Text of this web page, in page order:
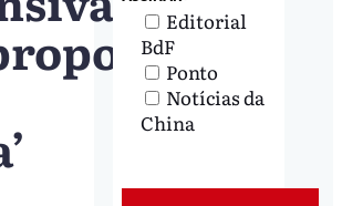
Editorial
BdF
Ponto
Notícias da
China